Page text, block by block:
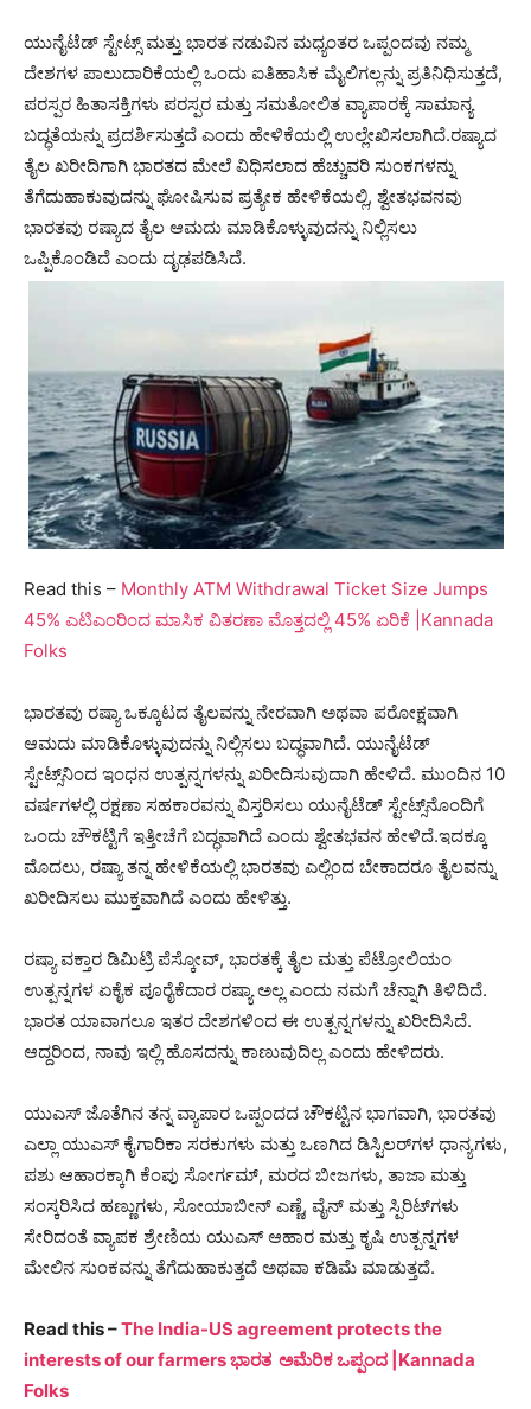
ಯುನೈಟೆಡ್ ಸ್ಟೇಟ್ಸ್ ಮತ್ತು ಭಾರತ ನಡುವಿನ ಮಧ್ಯಂತರ ಒಪ್ಪಂದವು ನಮ್ಮ
ದೇಶಗಳ ಪಾಲುದಾರಿಕೆಯಲ್ಲಿ ಒಂದು ಐತಿಹಾಸಿಕ ಮೈಲಿಗಲ್ಲನ್ನು ಪ್ರತಿನಿಧಿಸುತ್ತದೆ,
ಪರಸ್ಪರ ಹಿತಾಸಕ್ತಿಗಳು ಪರಸ್ಪರ ಮತ್ತು ಸಮತೋಲಿತ ವ್ಯಾಪಾರಕ್ಕೆ ಸಾಮಾನ್ಯ
ಬದ್ಧತೆಯನ್ನು ಪ್ರದರ್ಶಿಸುತ್ತದೆ ಎಂದು ಹೇಳಿಕೆಯಲ್ಲಿ ಉಲ್ಲೇಖಿಸಲಾಗಿದೆ.ರಷ್ಯಾದ
ತೈಲ ಖರೀದಿಗಾಗಿ ಭಾರತದ ಮೇಲೆ ವಿಧಿಸಲಾದ ಹೆಚ್ಚುವರಿ ಸುಂಕಗಳನ್ನು
ತೆಗೆದುಹಾಕುವುದನ್ನು ಘೋಷಿಸುವ ಪ್ರತ್ಯೇಕ ಹೇಳಿಕೆಯಲ್ಲಿ, ಶ್ವೇತಭವನವು
ಭಾರತವು ರಷ್ಯಾದ ತೈಲ ಆಮದು ಮಾಡಿಕೊಳ್ಳುವುದನ್ನು ನಿಲ್ಲಿಸಲು
ಒಪ್ಪಿಕೊಂಡಿದೆ ಎಂದು ದೃಢಪಡಿಸಿದೆ.
Read this – Monthly ATM Withdrawal Ticket Size Jumps
45% ಎಟಿಎಂರಿಂದ ಮಾಸಿಕ ವಿತರಣಾ ಮೊತ್ತದಲ್ಲಿ 45% ಏರಿಕೆ |Kannada
Folks
ಭಾರತವು ರಷ್ಯಾ ಒಕ್ಕೂಟದ ತೈಲವನ್ನು ನೇರವಾಗಿ ಅಥವಾ ಪರೋಕ್ಷವಾಗಿ
ಆಮದು ಮಾಡಿಕೊಳ್ಳುವುದನ್ನು ನಿಲ್ಲಿಸಲು ಬದ್ಧವಾಗಿದೆ. ಯುನೈಟೆಡ್
ಸ್ಟೇಟ್ಸ್‌ನಿಂದ ಇಂಧನ ಉತ್ಪನ್ನಗಳನ್ನು ಖರೀದಿಸುವುದಾಗಿ ಹೇಳಿದೆ. ಮುಂದಿನ 10
ವರ್ಷಗಳಲ್ಲಿ ರಕ್ಷಣಾ ಸಹಕಾರವನ್ನು ವಿಸ್ತರಿಸಲು ಯುನೈಟೆಡ್ ಸ್ಟೇಟ್ಸ್‌ನೊಂದಿಗೆ
ಒಂದು ಚೌಕಟ್ಟಿಗೆ ಇತ್ತೀಚೆಗೆ ಬದ್ಧವಾಗಿದೆ ಎಂದು ಶ್ವೇತಭವನ ಹೇಳಿದೆ.ಇದಕ್ಕೂ
ಮೊದಲು, ರಷ್ಯಾ ತನ್ನ ಹೇಳಿಕೆಯಲ್ಲಿ ಭಾರತವು ಎಲ್ಲಿಂದ ಬೇಕಾದರೂ ತೈಲವನ್ನು
ಖರೀದಿಸಲು ಮುಕ್ತವಾಗಿದೆ ಎಂದು ಹೇಳಿತ್ತು.
ರಷ್ಯಾ ವಕ್ತಾರ ಡಿಮಿಟ್ರಿ ಪೆಸ್ಕೋವ್, ಭಾರತಕ್ಕೆ ತೈಲ ಮತ್ತು ಪೆಟ್ರೋಲಿಯಂ
ಉತ್ಪನ್ನಗಳ ಏಕೈಕ ಪೂರೈಕೆದಾರ ರಷ್ಯಾ ಅಲ್ಲ ಎಂದು ನಮಗೆ ಚೆನ್ನಾಗಿ ತಿಳಿದಿದೆ.
ಭಾರತ ಯಾವಾಗಲೂ ಇತರ ದೇಶಗಳಿಂದ ಈ ಉತ್ಪನ್ನಗಳನ್ನು ಖರೀದಿಸಿದೆ.
ಆದ್ದರಿಂದ, ನಾವು ಇಲ್ಲಿ ಹೊಸದನ್ನು ಕಾಣುವುದಿಲ್ಲ ಎಂದು ಹೇಳಿದರು.
ಯುಎಸ್ ಜೊತೆಗಿನ ತನ್ನ ವ್ಯಾಪಾರ ಒಪ್ಪಂದದ ಚೌಕಟ್ಟಿನ ಭಾಗವಾಗಿ, ಭಾರತವು
ಎಲ್ಲಾ ಯುಎಸ್ ಕೈಗಾರಿಕಾ ಸರಕುಗಳು ಮತ್ತು ಒಣಗಿದ ಡಿಸ್ಟಿಲರ್‌ಗಳ ಧಾನ್ಯಗಳು,
ಪಶು ಆಹಾರಕ್ಕಾಗಿ ಕೆಂಪು ಸೋರ್ಗಮ್, ಮರದ ಬೀಜಗಳು, ತಾಜಾ ಮತ್ತು
ಸಂಸ್ಕರಿಸಿದ ಹಣ್ಣುಗಳು, ಸೋಯಾಬೀನ್ ಎಣ್ಣೆ, ವೈನ್ ಮತ್ತು ಸ್ಪಿರಿಟ್‌ಗಳು
ಸೇರಿದಂತೆ ವ್ಯಾಪಕ ಶ್ರೇಣಿಯ ಯುಎಸ್ ಆಹಾರ ಮತ್ತು ಕೃಷಿ ಉತ್ಪನ್ನಗಳ
ಮೇಲಿನ ಸುಂಕವನ್ನು ತೆಗೆದುಹಾಕುತ್ತದೆ ಅಥವಾ ಕಡಿಮೆ ಮಾಡುತ್ತದೆ.
Read this –The India-US agreement protects the
interests of our farmers ಭಾರತ ಅಮೆರಿಕ ಒಪ್ಪಂದ |Kannada
Folks